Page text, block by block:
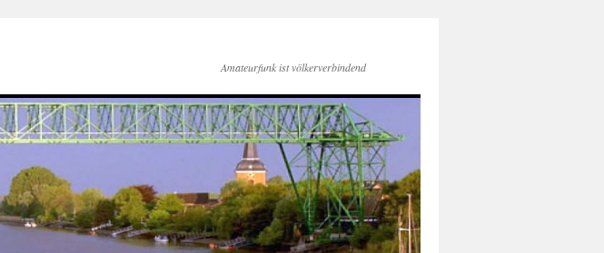
Amateurfunk ist völkerverbindend